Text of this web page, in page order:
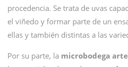
procedencia. Se trata de uvas
el viñedo y formar parte de un
ellas y también distintas a las
Por su parte, la microbodega